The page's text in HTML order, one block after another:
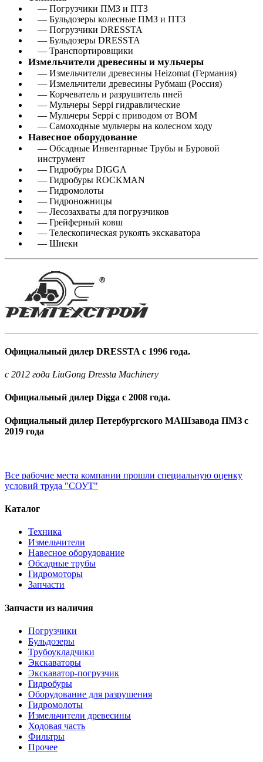
— Погрузчики ПМЗ и ПТЗ
— Бульдозеры колесные ПМЗ и ПТЗ
— Погрузчики DRESSTA
— Бульдозеры DRESSTA
— Транспортировщики
Измельчители древесины и мульчеры
— Измельчители древесины Heizomat (Германия)
— Измельчители древесины Рубмаш (Россия)
— Корчеватель и разрушитель пней
— Мульчеры Seppi гидравлические
— Мульчеры Seppi с приводом от ВОМ
— Самоходные мульчеры на колесном ходу
Навесное оборудование
— Обсадные Инвентарные Трубы и Буровой
инструмент
— Гидробуры DIGGA
— Гидробуры ROCKMAN
— Гидромолоты
— Гидроножницы
— Лесозахваты для погрузчиков
— Грейферный ковш
— Телескопическая рукоять экскаватора
— Шнеки
Официальный дилер DRESSTA с 1996 года.
c 2012 года LiuGong Dressta Machinery
Официальный дилер Digga с 2008 года.
Официальный дилер Петербургского МАШзавода ПМЗ с
2019 года
Все рабочие места компании прошли специальную оценку
условий труда "СОУТ"
Каталог
Техника
Измельчители
Навесное оборудование
Обсадные трубы
Гидромоторы
Запчасти
Запчасти из наличия
Погрузчики
Бульдозеры
Трубоукладчики
Экскаваторы
Экскаватор-погрузчик
Гидробуры
Оборудование для разрушения
Гидромолоты
Измельчители древесины
Ходовая часть
Фильтры
Прочее